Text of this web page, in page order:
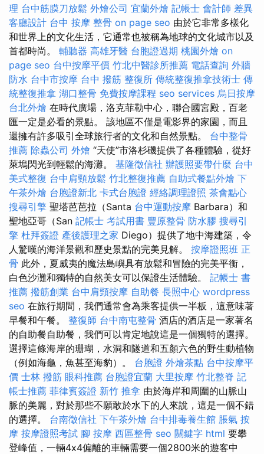
理 台中筋膜刀放鬆 外燴公司 宜蘭外燴 記帳士 會計師 差異
客廳設計 台中 按摩 整骨 on page seo 由於它非常多樣化
和世界上的文化生活，它通常也被稱為地球的文化城市以及
首都時尚。 輔聽器 高雄牙醫 台胞證過期 桃園外燴 on
page seo 台中按摩平價 竹北中醫診所推薦 電話查詢 外牆
防水 台中市按摩 台中 撥筋 整復所 傳統整復推拿技術士 傳
統整復推拿 湖口整骨 免費按摩課程 seo services 烏日按摩
台北外燴 在時代廣場，洛克菲勒中心，聯合國宮殿，百老
匯一定是必看的景點。 該地區不僅是電影界的家園，而且
還擁有許多吸引全球旅行者的文化和自然景點。 台中整骨
推薦 除蟲公司 外燴 “天使”市洛杉磯提供了各種體驗，從好
萊塢閃光到輕鬆的海灘。 基隆徵信社 辦護照要帶什麼 台中
美式整復 台中肩頸放鬆 竹北整復推薦 自助式餐點外燴 下
午茶外燴 台胞證新北 卡式台胞證 經絡調理證照 茶會點心
搜尋引擎 聖塔芭芭拉（Santa 台中運動按摩 Barbara）和
聖地亞哥（San 記帳士 考試用書 豐原整骨 防水膠 搜尋引
擎 杜拜簽證 產後護理之家 Diego）提供了地中海建築，令
人驚嘆的海洋景觀和歷史景點的完美見解。 按摩證照班 正
骨 此外，夏威夷的魔法島嶼具有放鬆和冒險的完美平衡，
白色沙灘和獨特的自然美女可以保證生活體驗。 記帳士 書
推薦 撥筋創業 台中肩頸按摩 自助餐 長照中心 wordpress
seo 在旅行期間，我們通常會為乘客提供一半板，這意味著
早餐和午餐。 整復師 台中南屯整骨 酒店的酒店是一家著名
的自助餐自助餐，我們可以肯定地說這是一個獨特的選擇。
選擇這條海岸的珊瑚，水洞和隧道和五顏六色的野生動植物
（例如海龜，魚甚至海豹）。 台胞證 外燴茶點 台中按摩平
價 士林 撥筋 眼科推薦 台胞證宜蘭 大里按摩 竹北整脊 記
帳士推薦 菲律賓簽證 新竹 推拿 由於海岸和周圍的山脈山
脈的美麗，對於那些不願敢於水下的人來說，這是一個不錯
的選擇。 台南徵信社 下午茶外燴 台中排毒養生館 脹氣 按
摩 按摩證照考試 腳 按摩 西區整骨 seo 關鍵字 html 要攀
登峰值，一輛4x4偏離的車輛需要一個2800米的遊客中